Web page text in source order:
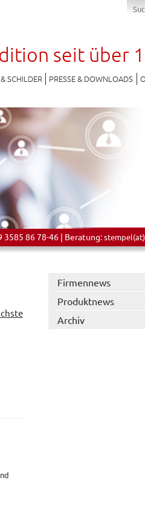
seit über
SCHILDER PRESSE & DOWNLOADS
3585 86 78-46 | Beratung:
Firmennews
Produktnews
Archiv